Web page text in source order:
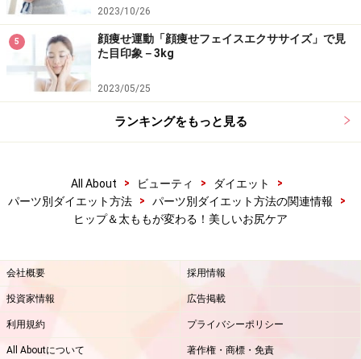
2023/10/26
5
顔痩せ運動「顔痩せフェイスエクササイズ」で見
た目印象－3kg
2023/05/25
ランキングをもっと見る
All About > ビューティ > ダイエット
>
パーツ別ダイエット方法
> パーツ別ダイエット方法の関連情報
>
ヒップ＆太ももが変わる！美しいお尻ケア
会社概要 採用情報
投資家情報 広告掲載
利用規約 プライバシーポリシー
All Aboutについて 著作権・商標・免責